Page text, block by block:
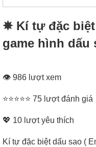
✵ Kí tự đặc
game hình dấu
👁 986 lượt xem
⭐⭐⭐⭐⭐ 75 lượt đánh giá
💖 10 lượt yêu thích
Kí tự đặc biệt dấu sao (